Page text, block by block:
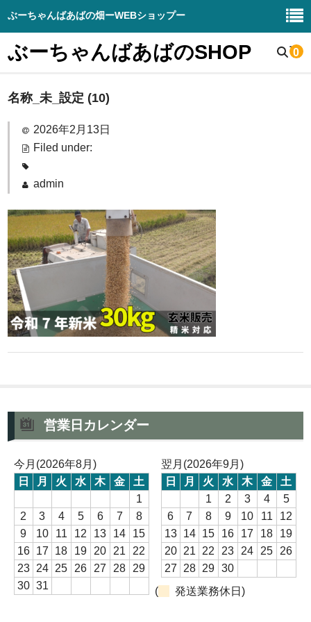
ぶーちゃんばあばの畑ーWEBショップー
ぶーちゃんばあばのSHOP 0
野菜販売
生産野菜の紹介
畑と周辺の様子
DIY – 販売
ぶーちゃんばあばの畑（HP）
名称_未_設定 (10)
2026年2月13日
Filed under:
admin
営業日カレンダー
今月(2026年8月)
日
月 火 水 木 金
土
1
2
3 4 5 6 7
8
9
10 11 12 13 14
15
16 17 18 19 20 21
22
23 24 25 26 27 28
29
30 31
翌月(2026年9月)
日
月 火 水 木 金
土
1
2 3 4
5
6
7 8 9 10 11
12
13 14 15 16 17 18
19
20 21 22 23 24 25
26
27
28 29
30
(
発送業務休日)